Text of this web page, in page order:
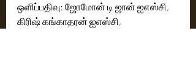
ஒளிப்பதிவு: ஜோமோன் டி ஜான் ஐஎஸ்சி,
கிரிஷ் கங்காதரன் ஐஎஸ்சி,